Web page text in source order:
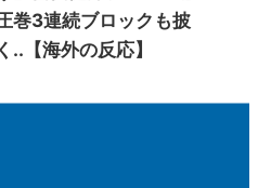
巻3連続ブロックも披
..【海外の反応】